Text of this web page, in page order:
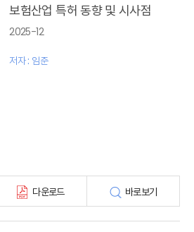
)
보험산업 특허 동향 및 시사점
2025-12
저자 : 임준
다운로드 바로보기